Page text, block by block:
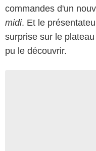
commandes d'un
midi. Et le
surprise sur le
pu le découvrir.